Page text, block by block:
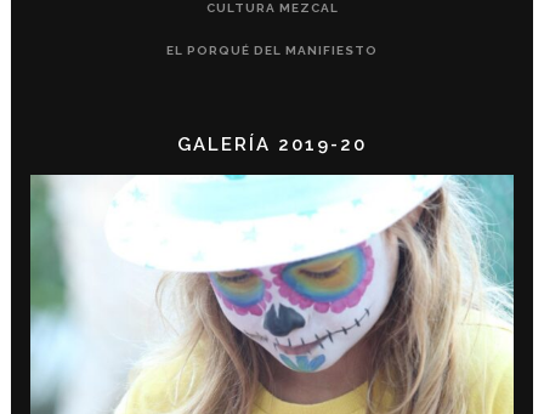
CULTURA MEZCAL
EL PORQUÉ DEL MANIFIESTO
GALERÍA 2019-20